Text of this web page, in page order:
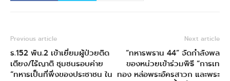
Previous article
ร.152 พัน.2 เข้าเยี่ยมผู้ป่วยติด
เตียง/ไร้ญาติ ชุมชนรอบค่าย
“ทหารเป็นที่พึ่งของประชาชน ใน
Next article
“ทหารพราน 44” จัดกำลังพล
ของหน่วยเข้าร่วมพิธี “การเท
ทอง หล่อพระอัครสาวก และพระ